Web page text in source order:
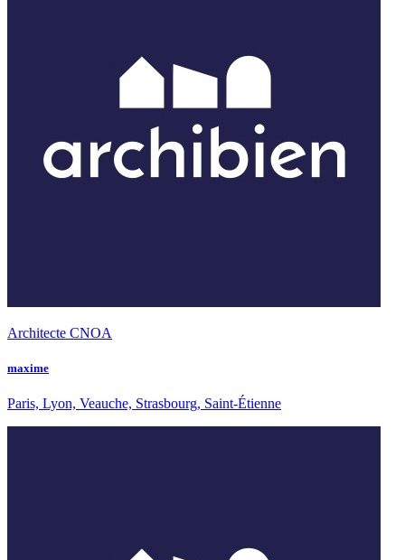
Architecte CNOA
maxime
Paris, Lyon, Veauche, Strasbourg, Saint-Étienne